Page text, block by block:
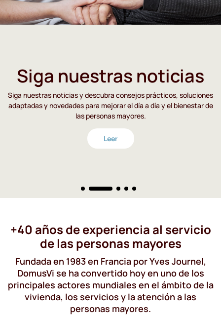
Siga nuestras noticias
Siga nuestras noticias y descubra consejos prácticos, soluciones
adaptadas y novedades para mejorar el día a día y el bienestar de
las personas mayores.
Leer
+40 años de experiencia al servicio
de las personas mayores
Fundada en 1983 en Francia por Yves Journel,
DomusVi se ha convertido hoy en uno de los
principales actores mundiales en el ámbito de la
vivienda, los servicios y la atención a las
personas mayores.